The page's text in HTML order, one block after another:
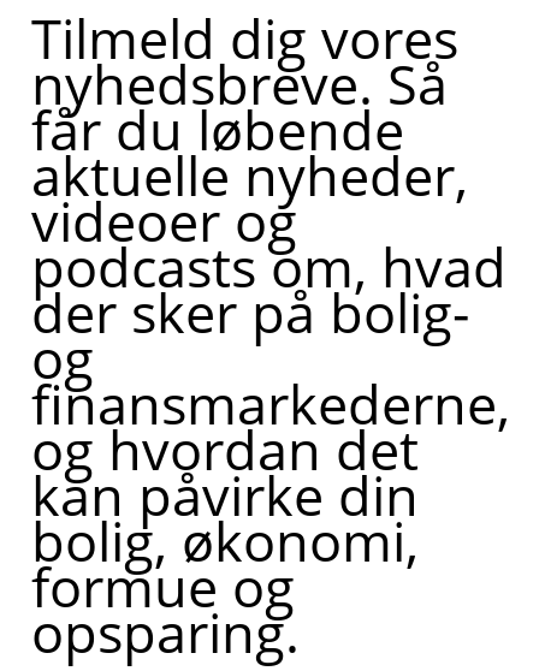
Tilmeld dig vores
nyhedsbreve. Så
får du løbende
aktuelle nyheder,
videoer og
podcasts om, hvad
der sker på bolig-
og
finansmarkederne,
og hvordan det
kan påvirke din
bolig, økonomi,
formue og
opsparing.